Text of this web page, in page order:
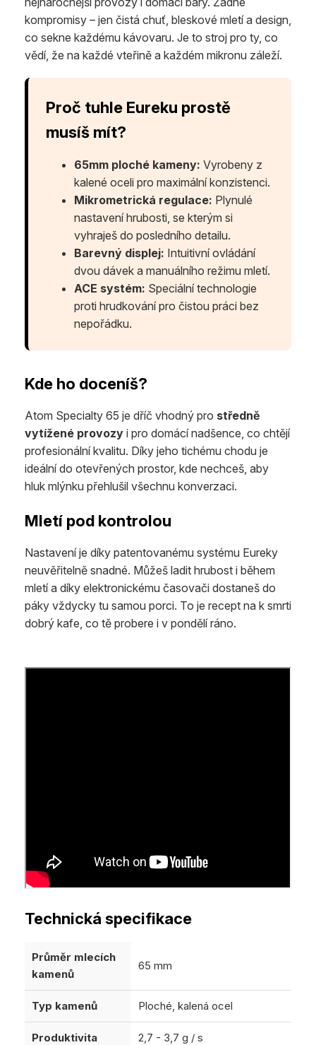
kompromisy – jen čistá chuť, bleskové mletí a design,
co sekne každému kávovaru. Je to stroj pro ty, co
vědí, že na každé vteřině a každém mikronu záleží.
Proč tuhle Eureku prostě
musíš mít?
65mm ploché kameny: Vyrobeny z
kalené oceli pro maximální konzistenci.
Mikrometrická regulace: Plynulé
nastavení hrubosti, se kterým si
vyhraješ do posledního detailu.
Barevný displej: Intuitivní ovládání
dvou dávek a manuálního režimu mletí.
ACE systém: Speciální technologie
proti hrudkování pro čistou práci bez
nepořádku.
Kde ho doceníš?
Atom Specialty 65 je dříč vhodný pro středně
vytížené provozy i pro domácí nadšence, co chtějí
profesionální kvalitu. Díky jeho tichému chodu je
ideální do otevřených prostor, kde nechceš, aby
hluk mlýnku přehlušil všechnu konverzaci.
Mletí pod kontrolou
Nastavení je díky patentovanému systému Eureky
neuvěřitelně snadné. Můžeš ladit hrubost i během
mletí a díky elektronickému časovači dostaneš do
páky vždycky tu samou porci. To je recept na k smrti
dobrý kafe, co tě probere i v pondělí ráno.
Technická specifikace
Průměr mlecích
kamenů
65 mm
Typ kamenů Ploché, kalená ocel
Produktivita 2,7 - 3,7 g / s